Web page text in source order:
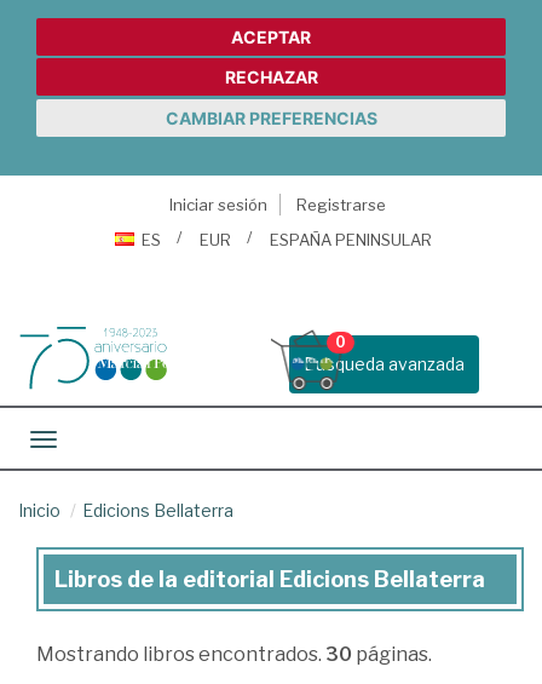
ACEPTAR
RECHAZAR
CAMBIAR PREFERENCIAS
Iniciar sesión
Registrarse
ES
EUR ESPAÑA PENINSULAR
Busqueda avanzada
0
Toggle navigation
Inicio Edicions Bellaterra
Libros
la
Libros de la editorial Edicions Bellaterra
Mostrando libros encontrados. 30 páginas.